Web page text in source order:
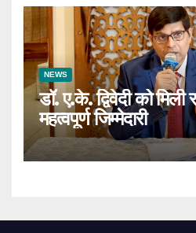
NEWS
डॉ. ए.के. द्विवेदी को मिली
महत्वपूर्ण जिम्मेदारी